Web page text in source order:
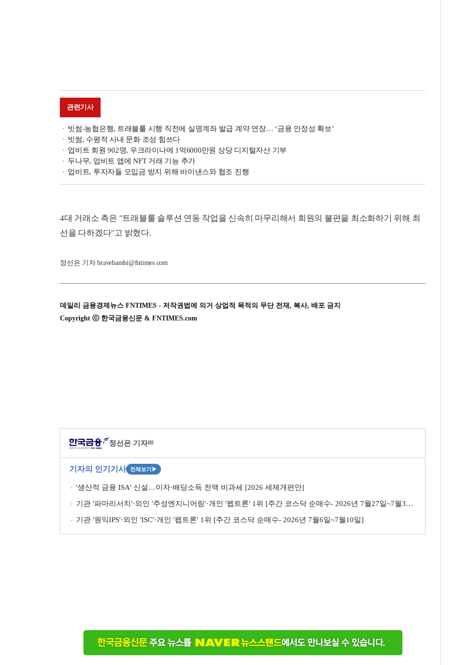
관련기사
빗썸-농협은행, 트래블룰 시행 직전에 실명계좌 발급 계약 연장… ‘금융 안정성 확보’
빗썸, 수평적 사내 문화 조성 힘쓰다
업비트 회원 902명, 우크라이나에 1억6000만원 상당 디지털자산 기부
두나무, 업비트 앱에 NFT 거래 기능 추가
업비트, 투자자들 오입금 방지 위해 바이낸스와 협조 진행
4대 거래소 측은 "트래블룰 솔루션 연동 작업을 신속히 마무리해서 회원의 불편을 최소화하기 위해 최
선을 다하겠다"고 밝혔다.
정선은 기자 bravebambi@fntimes.com
데일리 금융경제뉴스 FNTIMES - 저작권법에 의거 상업적 목적의 무단 전재, 복사, 배포 금지
Copyright ⓒ 한국금융신문 & FNTIMES.com
정선은 기자✉
기자의 인기기사 전체보기 ▶
'생산적 금융 ISA' 신설…이자·배당소득 전액 비과세 [2026 세제개편안]
기관 '파마리서치'·외인 '주성엔지니어링'·개인 '펩트론' 1위 [주간 코스닥 순매수- 2026년 7월27일~7월31일]
기관 '원익IPS'·외인 'ISC'·개인 '펩트론' 1위 [주간 코스닥 순매수- 2026년 7월6일~7월10일]